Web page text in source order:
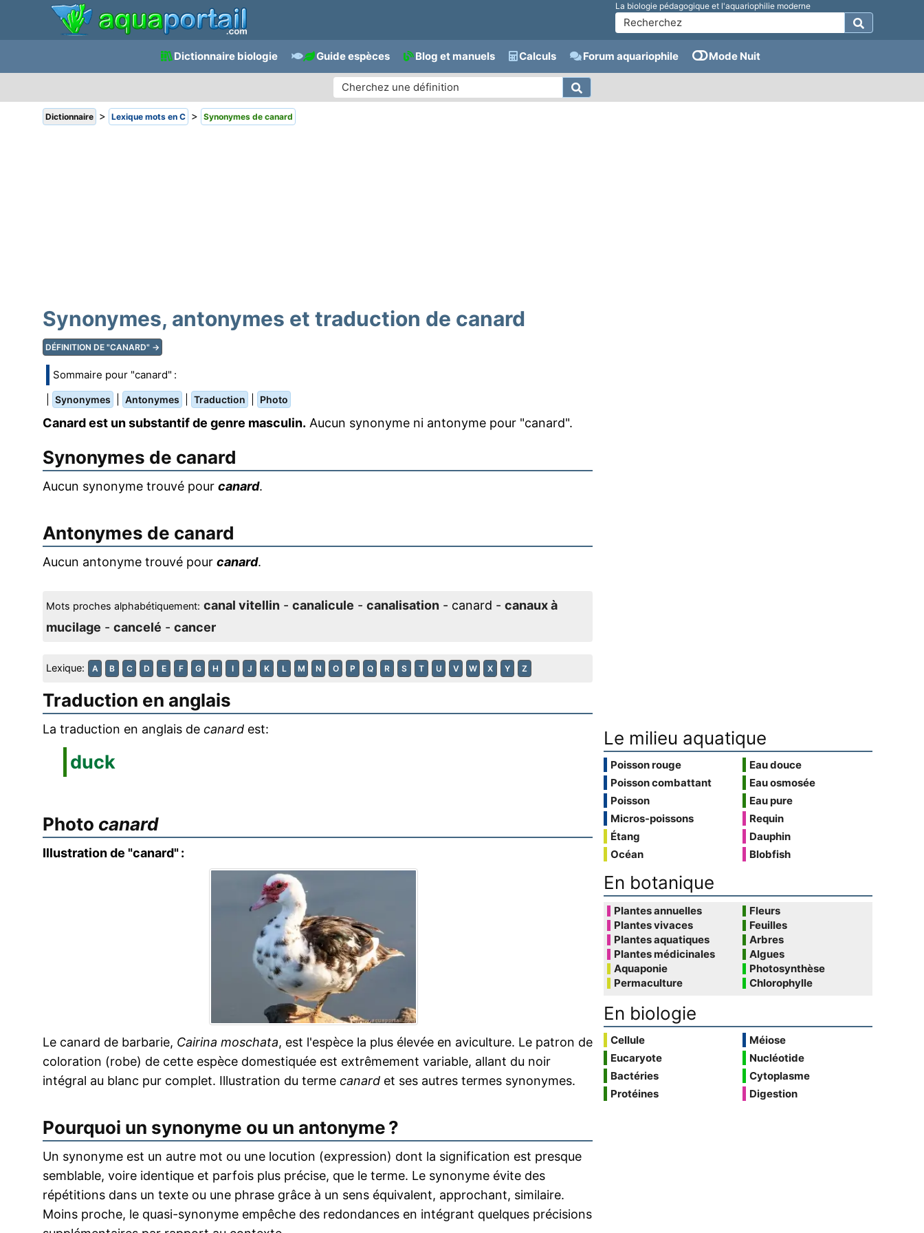
La biologie pédagogique et l'aquariophilie moderne
Dictionnaire biologie Guide espèces Blog et manuels Calculs Forum aquariophile Mode Nuit
Dictionnaire > Lexique mots en C > Synonymes de canard
Synonymes, antonymes et traduction de canard
DÉFINITION DE "CANARD" →
Sommaire pour "canard" :
Synonymes Antonymes Traduction Photo
Canard est un substantif de genre masculin. Aucun synonyme ni antonyme pour "canard".
Synonymes de canard
Aucun synonyme trouvé pour canard.
Antonymes de canard
Aucun antonyme trouvé pour canard.
Mots proches alphabétiquement: canal vitellin - canalicule - canalisation - canard - canaux à
mucilage - cancelé - cancer
Lexique: A B C D E F G H I J K L M N O P Q R S T U V W X Y Z
Traduction en anglais
La traduction en anglais de canard est:
duck
Photo canard
Illustration de "canard" :
Le canard de barbarie, Cairina moschata, est l'espèce la plus élevée en aviculture. Le patron de
coloration (robe) de cette espèce domestiquée est extrêmement variable, allant du noir
intégral au blanc pur complet. Illustration du terme canard et ses autres termes synonymes.
Pourquoi un synonyme ou un antonyme ?
Un synonyme est un autre mot ou une locution (expression) dont la signification est presque
semblable, voire identique et parfois plus précise, que le terme. Le synonyme évite des
répétitions dans un texte ou une phrase grâce à un sens équivalent, approchant, similaire.
Moins proche, le quasi-synonyme empêche des redondances en intégrant quelques précisions
Le milieu aquatique
Poisson rouge
Poisson combattant
Poisson
Micros-poissons
Étang
Océan
Eau douce
Eau osmosée
Eau pure
Requin
Dauphin
Blobfish
En botanique
Plantes annuelles
Plantes vivaces
Plantes aquatiques
Plantes médicinales
Aquaponie
Permaculture
Fleurs
Feuilles
Arbres
Algues
Photosynthèse
Chlorophylle
En biologie
Cellule
Eucaryote
Bactéries
Protéines
Méiose
Nucléotide
Cytoplasme
Digestion